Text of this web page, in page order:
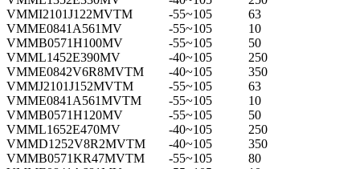
VMMI2101J122MVTM
-55~105
63
VMME0841A561MV
-55~105
10
VMMB0571H100MV
-55~105
50
VMML1452E390MV
-40~105
250
VMME0842V6R8MVTM
-40~105
350
VMMJ2101J152MVTM
-55~105
63
VMME0841A561MVTM
-55~105
10
VMMB0571H120MV
-55~105
50
VMML1652E470MV
-40~105
250
VMMD1252V8R2MVTM
-40~105
350
VMMB0571KR47MVTM
-55~105
80